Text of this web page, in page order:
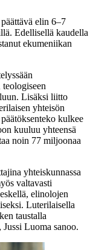
elin 6–7
Edellisellä kaudella
ekumeniikan
Lisäksi liitto
yhteisön
kulkee
kuuluu yhteensä
noin 77 miljoonaa
yhteiskunnassa
valtavasti
elinolojen
Luterilaisella
taustalla
Luoma sanoo.